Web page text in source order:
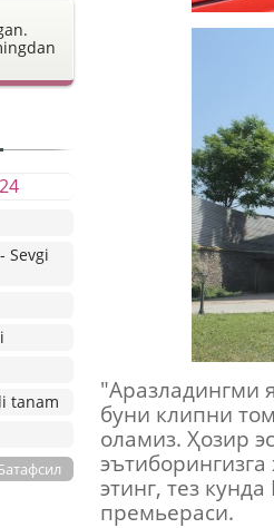
"Аразладингми
буни клипни
оламиз. Ҳозир
этинг, тез
премьераси.
Sevgi
tanam